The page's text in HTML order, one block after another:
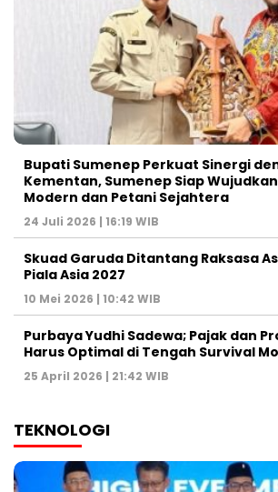
Bupati Sumenep Perkuat Sinergi
Kementan, Sumenep Siap
Modern dan Petani Sejahtera
24 Juli 2026 | 16:19 WIB
Skuad Garuda Ditantang Raksasa
Piala Asia 2027
10 Mei 2026 | 10:42 WIB
Purbaya Yudhi Sadewa; Pajak dan
Harus Optimal di Tengah Survival
25 April 2026 | 21:42 WIB
TEKNOLOGI